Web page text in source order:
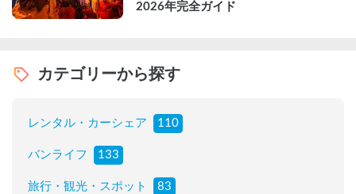
2026年完全ガイド
カテゴリーから探す
レンタル・カーシェア 110
バンライフ 133
旅行・観光・スポット 83